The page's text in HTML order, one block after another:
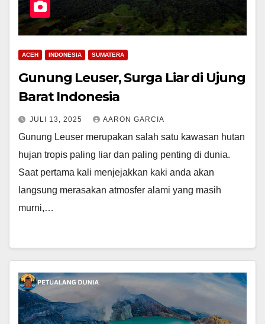
ACEH INDONESIA SUMATERA
Gunung Leuser, Surga Liar di Ujung
Barat Indonesia
JULI 13, 2025 AARON GARCIA
Gunung Leuser merupakan salah satu kawasan hutan
hujan tropis paling liar dan paling penting di dunia.
Saat pertama kali menjejakkan kaki anda akan
langsung merasakan atmosfer alami yang masih
murni,…